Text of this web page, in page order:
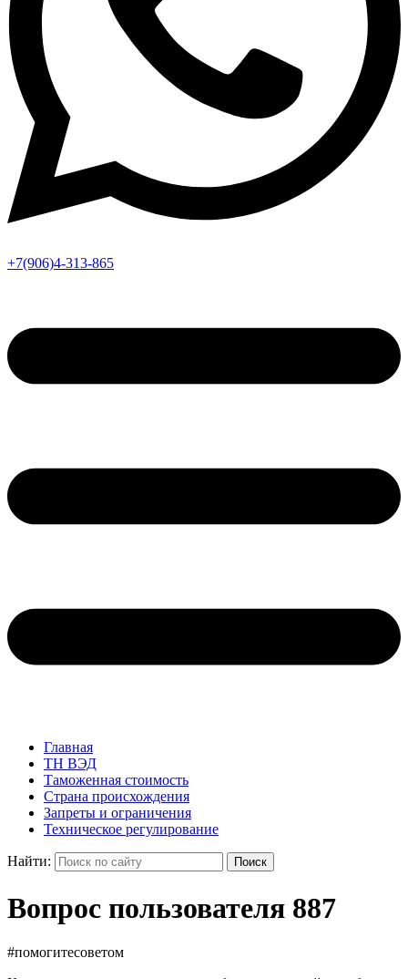
+7(906)4-313-865
Главная
ТН ВЭД
Таможенная стоимость
Страна происхождения
Запреты и ограничения
Техническое регулирование
Найти: Поиск
Вопрос пользователя 887
#помогитесоветом